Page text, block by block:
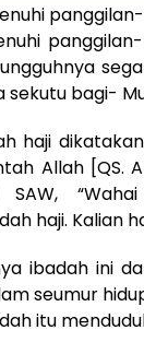
sekutu bagi-
haji
Allah [QS.
SAW,
haji. Kalian
ibadah ini
seumur
itu